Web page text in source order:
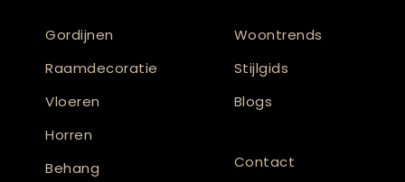
Gordijnen
Raamdecoratie
Vloeren
Horren
Behang
Woontrends
Stijlgids
Blogs
Contact